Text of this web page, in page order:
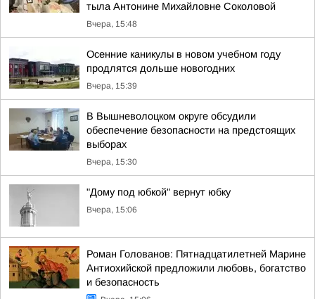
тыла Антонине Михайловне Соколовой
Вчера, 15:48
Осенние каникулы в новом учебном году
продлятся дольше новогодних
Вчера, 15:39
В Вышневолоцком округе обсудили
обеспечение безопасности на предстоящих
выборах
Вчера, 15:30
"Дому под юбкой" вернут юбку
Вчера, 15:06
Роман Голованов: Пятнадцатилетней Марине
Антиохийской предложили любовь, богатство
и безопасность